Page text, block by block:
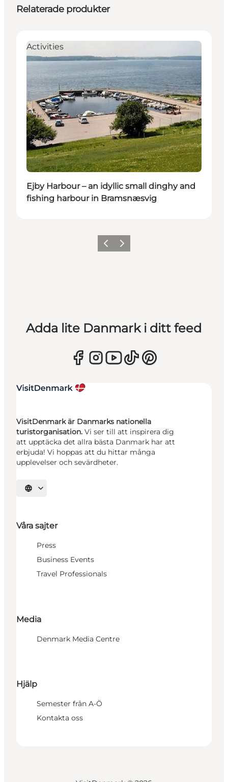
Relaterade produkter
Activities
Ejby Harbour – an idyllic small dinghy and
fishing harbour in Bramsnæsvig
Föregående
Nästa
Adda lite Danmark i ditt feed
VisitDenmark är Danmarks nationella
turistorganisation. Vi ser till att inspirera dig
att upptäcka det allra bästa Danmark har att
erbjuda! Vi hoppas att du hittar många
upplevelser och sevärdheter.
Välj språk
Våra sajter
Press
Business Events
Travel Professionals
Media
Denmark Media Centre
Hjälp
Semester från A-Ö
Kontakta oss